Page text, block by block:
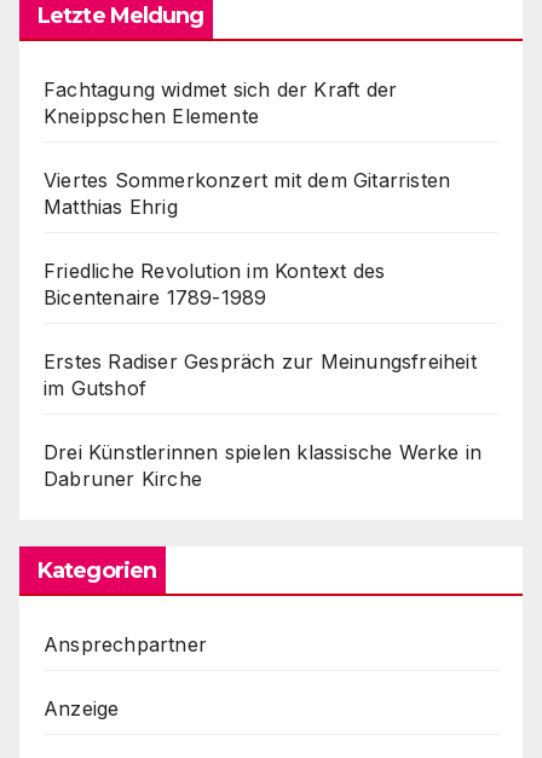
Letzte Meldung
Fachtagung widmet sich der Kraft der
Kneippschen Elemente
Viertes Sommerkonzert mit dem Gitarristen
Matthias Ehrig
Friedliche Revolution im Kontext des
Bicentenaire 1789-1989
Erstes Radiser Gespräch zur Meinungsfreiheit
im Gutshof
Drei Künstlerinnen spielen klassische Werke in
Dabruner Kirche
Kategorien
Ansprechpartner
Anzeige